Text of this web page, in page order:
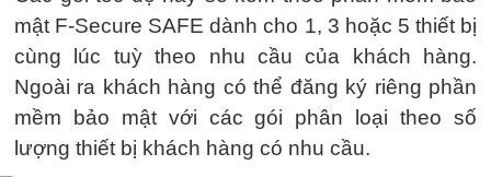
mật F-Secure SAFE dành cho 1, 3 hoặc 5 thiết bị
cùng lúc tuỳ theo nhu cầu của khách hàng.
Ngoài ra khách hàng có thể đăng ký riêng phần
mềm bảo mật với các gói phân loại theo số
lượng thiết bị khách hàng có nhu cầu.